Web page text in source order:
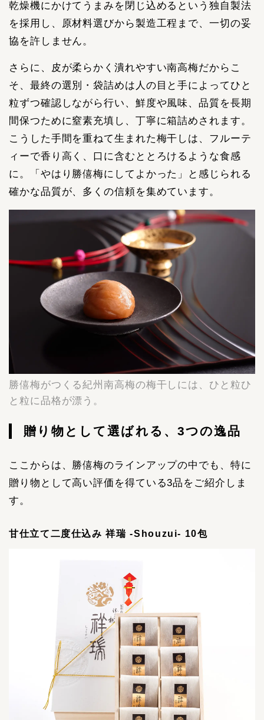
乾燥機にかけてうまみを閉じ込めるという独自製法
を採用し、原材料選びから製造工程まで、一切の妥
協を許しません。
さらに、皮が柔らかく潰れやすい南高梅だからこ
そ、最終の選別・袋詰めは人の目と手によってひと
粒ずつ確認しながら行い、鮮度や風味、品質を長期
間保つために窒素充填し、丁寧に箱詰めされます。
こうした手間を重ねて生まれた梅干しは、フルーテ
ィーで香り高く、口に含むととろけるような食感
に。「やはり勝僖梅にしてよかった」と感じられる
確かな品質が、多くの信頼を集めています。
勝僖梅がつくる紀州南高梅の梅干しには、ひと粒ひ
と粒に品格が漂う。
贈り物として選ばれる、3つの逸品
ここからは、勝僖梅のラインアップの中でも、特に
贈り物として高い評価を得ている3品をご紹介しま
す。
甘仕立て二度仕込み 祥瑞 -Shouzui- 10包